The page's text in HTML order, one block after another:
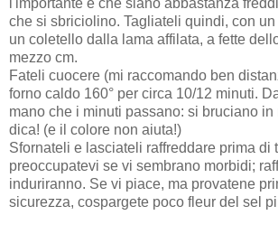
che si sbriciolino. Tagliateli quindi, con
un coletello dalla lama affilata, a fette
mezzo cm.
Fateli cuocere (mi raccomando ben
forno caldo 160° per circa 10/12 minuti.
mano che i minuti passano: si bruciano in
dica! (e il colore non aiuta!)
Sfornateli e lasciateli raffreddare prima di
preoccupatevi se vi sembrano morbidi;
induriranno. Se vi piace, ma provatene
sicurezza, cospargete poco fleur del sel